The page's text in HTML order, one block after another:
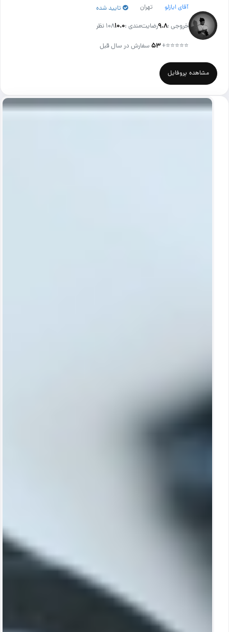
آقای ایازلو تهران تایید شده
خروجی :۹.۸رضایت‌مندی :۱۰.۰108 نظر
⭐⭐⭐⭐⭐
+۵۳سفارش در سال قبل
مشاهده پروفایل